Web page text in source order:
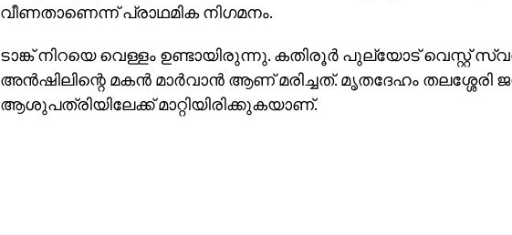
വീണതാണെന്ന് പ്രാഥമിക നിഗമനം.
ടാങ്ക് നിറയെ വെള്ളം ഉണ്ടായിരുന്നു. കതിരൂര്‍ പുല്യോട് വെസ്റ്റ്
അന്‍ഷിലിന്റെ മകന്‍ മാര്‍വാന്‍ ആണ് മരിച്ചത്. മൃതദേഹം തലശ്ശേരി
ആശുപത്രിയിലേക്ക് മാറ്റിയിരിക്കുകയാണ്.